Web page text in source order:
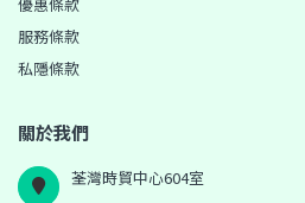
服務條款
私隱條款
關於我們
荃灣時貿中心604室